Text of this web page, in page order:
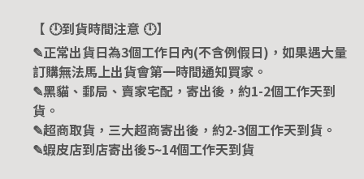
【 🕛到貨時間注意 🕛】
✎正常出貨日為3個工作日內(不含例假日)，如果遇大量
訂購無法馬上出貨會第一時間通知買家。
✎黑貓、郵局、賣家宅配，寄出後，約1-2個工作天到
貨。
✎超商取貨，三大超商寄出後，約2-3個工作天到貨。
✎蝦皮店到店寄出後5~14個工作天到貨